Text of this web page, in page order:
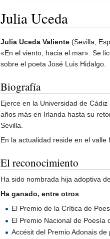
Julia Uceda
Julia Uceda Valiente (Sevilla,
«En el viento, hacia el mar». Se
sobre el poeta José Luis Hidalgo.
Biografía
Ejerce en la Universidad de
años más en Irlanda hasta su
Sevilla.
En la actualidad reside en el valle
El reconocimiento
Ha sido nombrada hija adoptiva
Ha ganado, entre otros:
El Premio de la Crítica de
El Premio Nacional de Poesía
Accésit del Premio Adonais